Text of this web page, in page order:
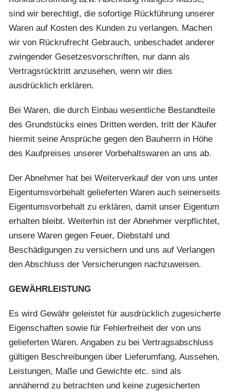
sind wir berechtigt, die sofortige Rückführung unserer
Waren auf Kosten des Kunden zu verlangen. Machen
wir von Rückrufrecht Gebrauch, unbeschadet anderer
zwingender Gesetzesvorschriften, nur dann als
Vertragsrücktritt anzusehen, wenn wir dies
ausdrücklich erklären.
Bei Waren, die durch Einbau wesentliche Bestandteile
des Grundstücks eines Dritten werden, tritt der Käufer
hiermit seine Ansprüche gegen den Bauherrn in Höhe
des Kaufpreises unserer Vorbehaltswaren an uns ab.
Der Abnehmer hat bei Weiterverkauf der von uns unter
Eigentumsvorbehalt gelieferten Waren auch seinerseits
Eigentumsvorbehalt zu erklären, damit unser Eigentum
erhalten bleibt. Weiterhin ist der Abnehmer verpflichtet,
unsere Waren gegen Feuer, Diebstahl und
Beschädigungen zu versichern und uns auf Verlangen
den Abschluss der Versicherungen nachzuweisen.
GEWÄHRLEISTUNG
Es wird Gewähr geleistet für ausdrücklich zugesicherte
Eigenschaften sowie für Fehlerfreiheit der von uns
gelieferten Waren. Angaben zu bei Vertragsabschluss
gültigen Beschreibungen über Lieferumfang, Aussehen,
Leistungen, Maße und Gewichte etc. sind als
annähernd zu betrachten und keine zugesicherten